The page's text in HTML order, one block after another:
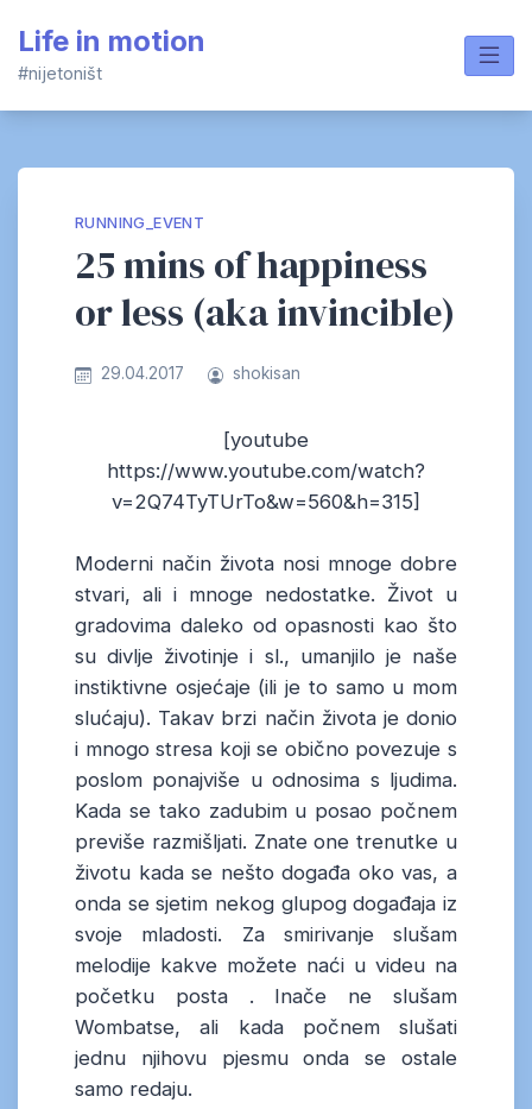
content
Life in motion
#nijetoništ
RUNNING_EVENT
25 mins of happiness
or less (aka invincible)
29.04.2017 shokisan
[youtube
https://www.youtube.com/watch?
v=2Q74TyTUrTo&w=560&h=315]
Moderni način života nosi mnoge dobre
stvari, ali i mnoge nedostatke. Život u
gradovima daleko od opasnosti kao što
su divlje životinje i sl., umanjilo je naše
instiktivne osjećaje (ili je to samo u mom
slućaju). Takav brzi način života je donio
i mnogo stresa koji se obično povezuje s
poslom ponajviše u odnosima s ljudima.
Kada se tako zadubim u posao počnem
previše razmišljati. Znate one trenutke u
životu kada se nešto događa oko vas, a
onda se sjetim nekog glupog događaja iz
svoje mladosti. Za smirivanje slušam
melodije kakve možete naći u videu na
početku posta . Inače ne slušam
Wombatse, ali kada počnem slušati
jednu njihovu pjesmu onda se ostale
samo redaju.